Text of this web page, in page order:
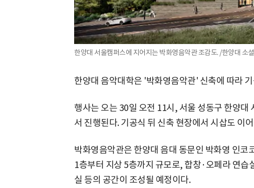
한양대 서울캠퍼스에 지어지는 박화영음악관 조감도. /한양대 소
한양대 음악대학은 '박화영음악관' 신축에 따라
행사는 오는 30일 오전 11시, 서울 성동구 한양대
서 진행된다. 기공식 뒤 신축 현장에서 시삽도 이
박화영음악관은 한양대 음대 동문인 박화영 인코
1층부터 지상 5층까지 규모로, 합창·오페라 연습
실 등의 공간이 조성될 예정이다.